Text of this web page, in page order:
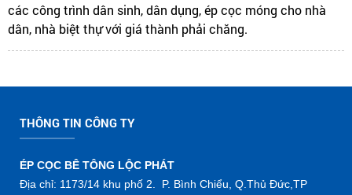
các công trình dân sinh, dân dụng, ép cọc móng cho nhà
dân, nhà biệt thự với giá thành phải chăng.
THÔNG TIN CÔNG TY
ÉP CỌC BÊ TÔNG LỘC PHÁT
Địa chỉ: 1173/14 khu phố 2. P. Bình Chiểu, Q.Thủ Đức,TP